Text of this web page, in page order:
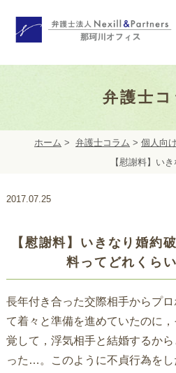
弁護士コ
ホーム > 弁護士コラム >個人向
【慰謝料】い
2017.07.25
【慰謝料】いきなり婚約
料ってどれくら
長年付き合った交際相手からプ
て着々と準備を進めていたのに
覚して，浮気相手と結婚するか
った…。このように不貞行為をし